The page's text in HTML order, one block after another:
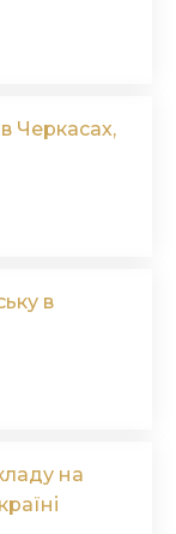
Черкасах,
в
на